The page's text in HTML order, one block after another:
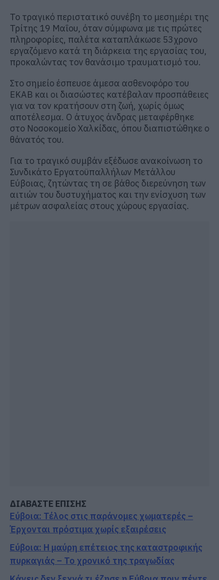
Το τραγικό περιστατικό συνέβη το μεσημέρι της
Τρίτης 19 Μαΐου, όταν σύμφωνα με τις πρώτες
πληροφορίες, παλέτα καταπλάκωσε 53χρονο
εργαζόμενο κατά τη διάρκεια της εργασίας του,
προκαλώντας τον θανάσιμο τραυματισμό του.
Στο σημείο έσπευσε άμεσα ασθενοφόρο του
ΕΚΑΒ και οι διασώστες κατέβαλαν προσπάθειες
για να τον κρατήσουν στη ζωή, χωρίς όμως
αποτέλεσμα. Ο άτυχος άνδρας μεταφέρθηκε
στο Νοσοκομείο Χαλκίδας, όπου διαπιστώθηκε ο
θάνατός του.
Για το τραγικό συμβάν εξέδωσε ανακοίνωση το
Συνδικάτο Εργατοϋπαλλήλων Μετάλλου
Εύβοιας, ζητώντας τη σε βάθος διερεύνηση των
αιτιών του δυστυχήματος και την ενίσχυση των
μέτρων ασφαλείας στους χώρους εργασίας.
ΔΙΑΒΑΣΤΕ ΕΠΙΣΗΣ
Εύβοια: Τέλος στις παράνομες χωματερές –
Έρχονται πρόστιμα χωρίς εξαιρέσεις
Εύβοια: Η μαύρη επέτειος της καταστροφικής
πυρκαγιάς – Το χρονικό της τραγωδίας